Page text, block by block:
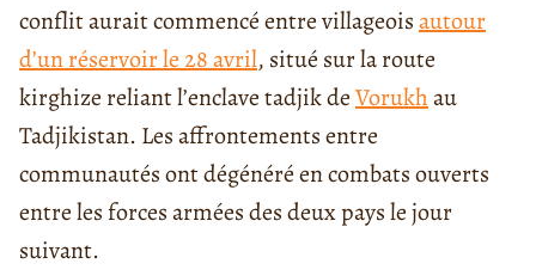
conflit aurait commencé entre villageoisautour
d’un réservoir le 28 avril, situé sur la route
kirghize reliant l’enclave tadjik deVorukhau
Tadjikistan. Les affrontements entre
communautés ont dégénéré en combats ouverts
entre les forces armées des deux pays le jour
suivant.